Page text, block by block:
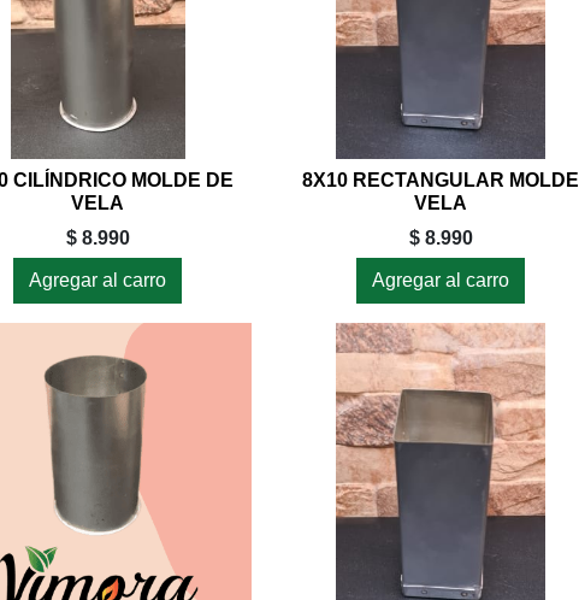
CILÍNDRICO MOLDE DE
VELA
$ 8.990
Agregar al carro
8X10 RECTANGULAR MOLDE
VELA
$ 8.990
Agregar al carro